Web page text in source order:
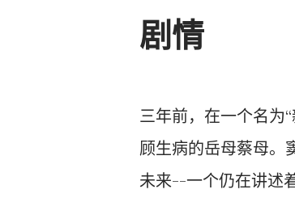
剧情
三年前，在一个名为
顾生病的岳母蔡母。
未来--一个仍在讲述